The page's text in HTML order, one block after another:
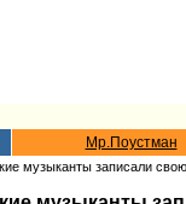
Мр.Поустман
музыканты записали